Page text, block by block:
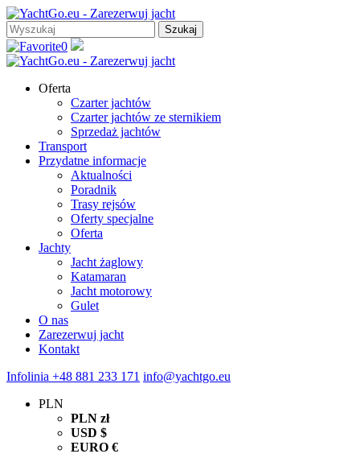
0
Oferta
Czarter jachtów
Czarter jachtów ze sternikiem
Sprzedaż jachtów
Transport
Przydatne informacje
Aktualności
Poradnik
Trasy rejsów
Oferty specjalne
Oferta
Jachty
Jacht żaglowy
Katamaran
Jacht motorowy
Gulet
O nas
Zarezerwuj jacht
Kontakt
Infolinia +48 881 233 171 info@yachtgo.eu
PLN
PLN zł
USD $
EURO €